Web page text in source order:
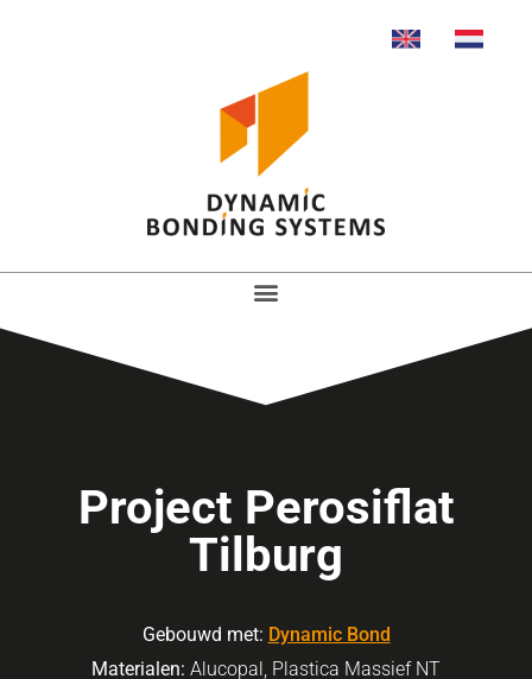
Project Perosiflat
Tilburg
Gebouwd met: Dynamic Bond
Materialen: Alucopal, Plastica Massief NT